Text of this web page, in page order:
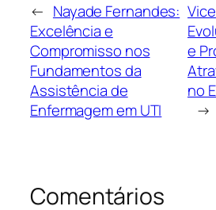
← Nayade Fernandes:
Excelência e
Compromisso nos
Fundamentos da
Assistência de
Enfermagem em UTI
e
no
→
Comentários